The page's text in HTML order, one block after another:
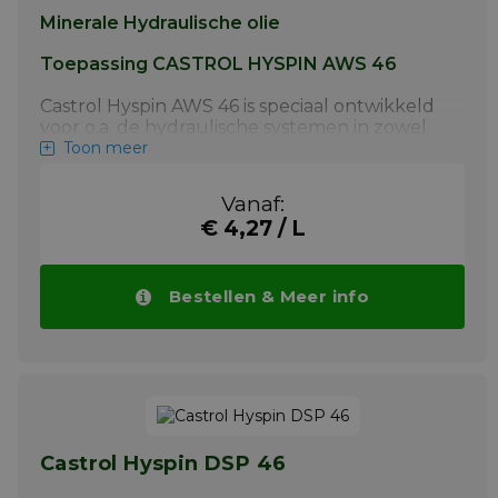
Minerale Hydraulische olie
Toepassing CASTROL HYSPIN AWS 46
Castrol Hyspin AWS 46 is speciaal ontwikkeld
voor o.a. de hydraulische systemen in zowel
nauwkeurige bewerkingsmachines als in
Het is ook geschikt voor andere
toepassingen zoals licht belaste
aandrijvingen, snelheidsregelingen en lagers.
elastomeren welke gewoonlijk gebruikt
worden in statische en dynamische
DIN 51502 - HLP 46
Meer info
Toon meer
Vanaf:
€ 4,27 / L
Bestellen & Meer info
Castrol Hyspin DSP 46